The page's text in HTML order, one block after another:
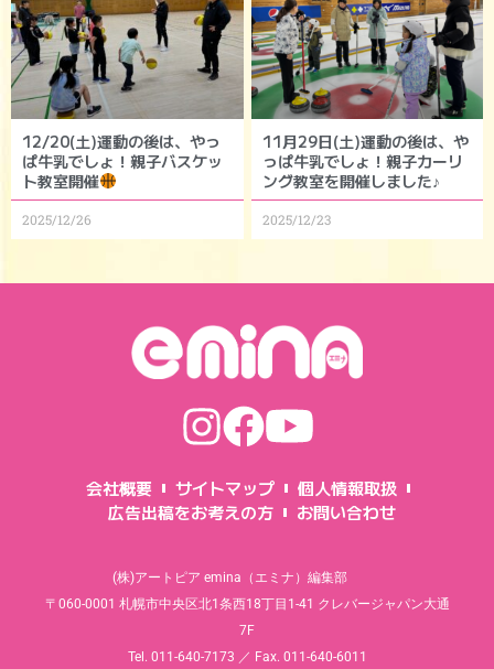
12/20(土)運動の後は、やっ
ぱ牛乳でしょ！親子バスケッ
ト教室開催
2025/12/26
11月29日(土)運動の後は、や
っぱ牛乳でしょ！親子カーリ
ング教室を開催しました♪
2025/12/23
会社概要 サイトマップ
個人情報取扱
広告出稿をお考えの方
お問い合わせ
(株)アートピア emina（エミナ）編集部
〒060-0001 札幌市中央区北1条西18丁目1-41 クレバージャパン大通
7F
Tel. 011-640-7173 ／ Fax. 011-640-6011